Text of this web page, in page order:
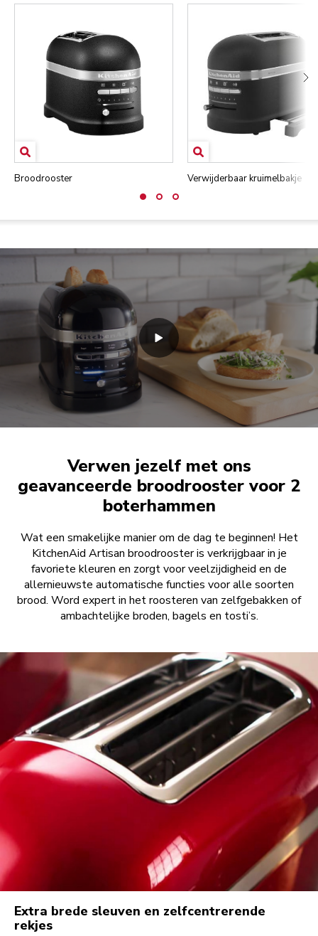
Broodrooster Verwijderbaar kruimelbakje
Verwen jezelf met ons
geavanceerde broodrooster voor 2
boterhammen
Wat een smakelijke manier om de dag te beginnen! Het
KitchenAid Artisan broodrooster is verkrijgbaar in je
favoriete kleuren en zorgt voor veelzijdigheid en de
allernieuwste automatische functies voor alle soorten
brood. Word expert in het roosteren van zelfgebakken of
ambachtelijke broden, bagels en tosti’s.
Extra brede sleuven en zelfcentrerende
rekjes